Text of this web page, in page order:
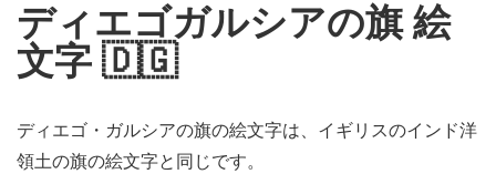
ディエゴガルシアの旗 絵
文字 🇩🇬
ディエゴ・ガルシアの旗の絵文字は、イギリスのインド洋
領土の旗の絵文字と同じです。